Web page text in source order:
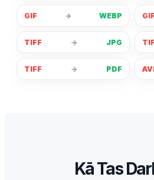
GIF → WEBP GIF
TIFF → JPG
TIFF → PDF
Kā Tas